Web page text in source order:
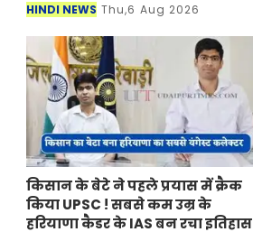
HINDI NEWS Thu,6 Aug 2026
किसान के बेटे ने पहले प्रयास में क्रैक
किया UPSC ! सबसे कम उम्र के
हरियाणा कैडर के IAS बन रचा इतिहास